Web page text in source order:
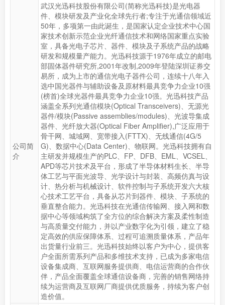
公司简
介
武汉光迅科技股份有限公司(简称光迅科技)是光电器
件、模块研发及产业化全球先行者;专注于光通信领域近
50年，多项第一由此诞生，是国家认定企业技术中心国
家技术创新示范企业光纤通信技术和网络国家重点实验
室，具备光电子芯片、器件、模块及子系统产品的战略
研发和规模量产能力。光迅科技源于1976年成立的邮电
部固体器件研究所,2001年改制,2009年登陆深圳证券交
易所，成为上市的通信光电子器件公司，连续十八年入
选中国光器件与辅助设备及原材料最具竞争力企业10强
(榜首)全球光器件最具竞争力企业10强。光迅科技产品
涵盖全系列光通信模块(Optical Transceivers)、无源光
器件/模块(Passive assemblies/modules)、光波导集成
器件、光纤放大器(Optical Fiber Amplifier),广泛应用于
骨干网、城域网、宽带接入(FTTX)、无线通信(4G/5
G)、数据中心(Data Center)、物联网。光迅科技拥有自
主研发并规模生产的PLC、FP、DFB、EML、VCSEL、
APD等芯片技术及平台，形成了半导体材料生长、半导
体工艺与平面光波导、光学设计与封装、高频仿真与设
计、热分析与机械设计、软件控制与子系统开发六大核
心技术工艺平台，具备从芯片到器件、模块、子系统的
垂直整合能力。光迅科技在光通信传输网、接入网和数
据中心等领域构筑了全方位的综合解决方案及柔性制造
与高质量交付能力，并以产业数字化为引领，建立了稳
定高效的供应保障体系、过程可追溯质量体系，产品年
出货量行业前三。光迅科技始终以客户为中心，提供客
户全面所需系列产品和多维技术支持，已成为多家电信
设备集成商、互联网服务提供商、电信运营商的合作伙
伴，产品全面覆盖全球通信设备商，完善的销售网络持
续为运营商及互联网厂商提供优质服务，持续为客户创
造价值。